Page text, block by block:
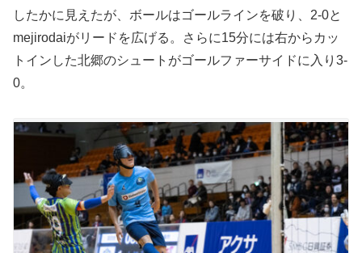
したかに見えたが、ボールはゴールラインを破り、2-0と
mejirodaiがリードを広げる。さらに15分には右からカッ
トインした北郷のシュートがゴールファーサイドに入り3-
0。